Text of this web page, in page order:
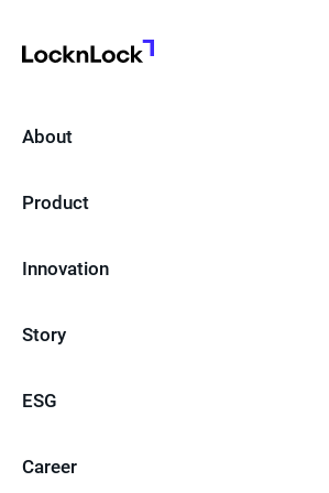
About
Product
Innovation
Story
ESG
Career